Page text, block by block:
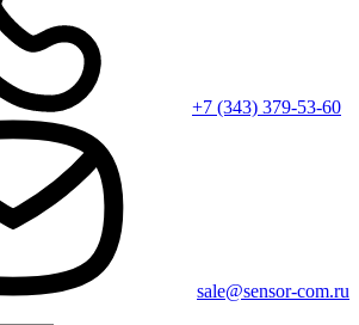
+7 (343) 379-53-60
sale@sensor-com.ru